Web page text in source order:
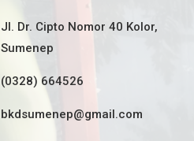
Jl. Dr. Cipto Nomor 40 Kolor,
Sumenep
(0328) 664526
bkdsumenep@gmail.com